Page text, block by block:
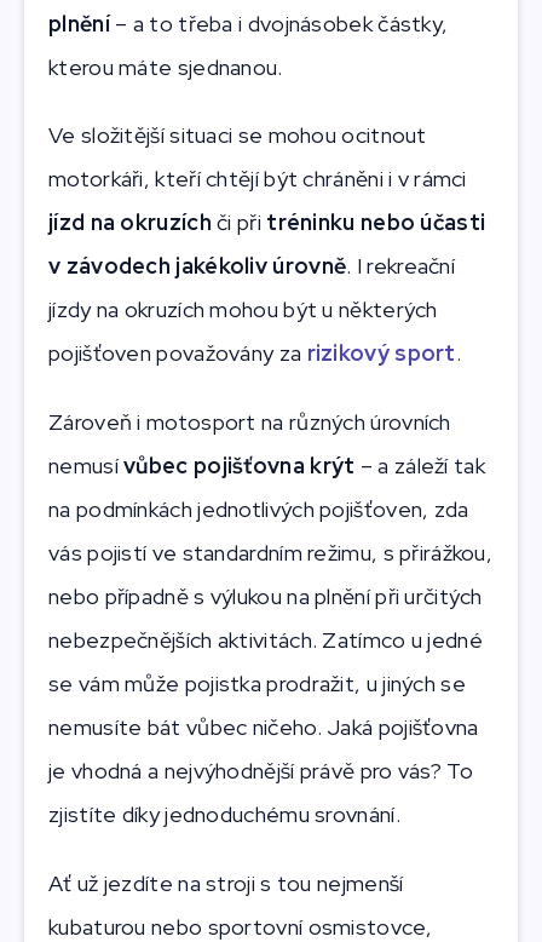
plnění– a to třeba i dvojnásobek částky,
kterou máte sjednanou.
Ve složitější situaci se mohou ocitnout
motorkáři, kteří chtějí být chráněni i v rámci
jízd na okruzích či při tréninku nebo účasti
v závodech jakékoliv úrovně. I rekreační
jízdy na okruzích mohou být u některých
pojišťoven považovány za rizikový sport.
Zároveň i motosport na různých úrovních
nemusívůbec pojišťovna krýt – a záleží tak
na podmínkách jednotlivých pojišťoven, zda
vás pojistí ve standardním režimu, s přirážkou,
nebo případně s výlukou na plnění při určitých
nebezpečnějších aktivitách. Zatímco u jedné
se vám může pojistka prodražit, u jiných se
nemusíte bát vůbec ničeho. Jaká pojišťovna
je vhodná a nejvýhodnější právě pro vás? To
zjistíte díky jednoduchému srovnání.
Ať už jezdíte na stroji s tou nejmenší
kubaturou nebo sportovní osmistovce,